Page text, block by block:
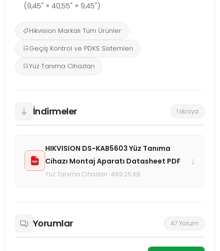
(9,45" × 40,55" × 9,45")
Hikvision Markalı Tüm Ürünler
Geçiş Kontrol ve PDKS Sistemleri
Yüz Tanıma Cihazları
İndirmeler 1 dosya
HIKVISION DS-KAB5603 Yüz Tanıma
Cihazı Montaj Aparatı Datasheet PDF
Yüz Tanıma Cihazları · 499.25 KB
↓
Yorumlar 47 Yorum